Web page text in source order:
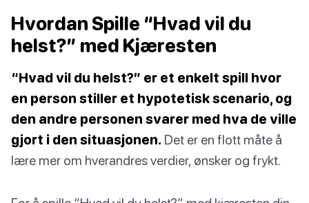
Hvordan Spille “Hvad vil du
helst?” med Kjæresten
“Hvad vil du helst?” er et enkelt spill hvor
en person stiller et hypotetisk scenario, og
den andre personen svarer med hva de ville
gjort i den situasjonen. Det er en flott måte å
lære mer om hverandres verdier, ønsker og frykt.